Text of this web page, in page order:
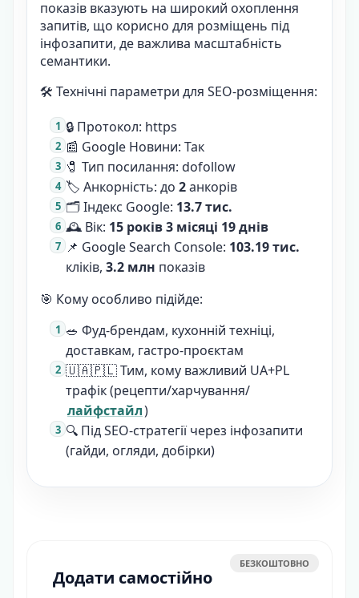
показів вказують на широкий охоплення
запитів, що корисно для розміщень під
інфозапити, де важлива масштабність
семантики.
🛠 Технічні параметри для SEO-розміщення:
🔒 Протокол: https
📰 Google Новини: Так
🧷 Тип посилання: dofollow
🏷 Анкорність: до 2анкорів
🗂 Індекс Google: 13.7 тис.
🕰 Вік: 15 років 3 місяці 19 днів
📌 Google Search Console: 103.19 тис.
кліків, 3.2 млн показів
🎯 Кому особливо підійде:
🥗 Фуд-брендам, кухонній техніці,
доставкам, гастро-проєктам
🇺🇦🇵🇱 Тим, кому важливий UA+PL
трафік (рецепти/харчування/
лайфстайл)
🔍 Під SEO-стратегії через інфозапити
(гайди, огляди, добірки)
БЕЗКОШТОВНО
Додати самостійно